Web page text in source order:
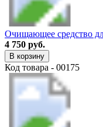
Очищающее средство
4 750 руб.
В корзину
Код товара - 00175